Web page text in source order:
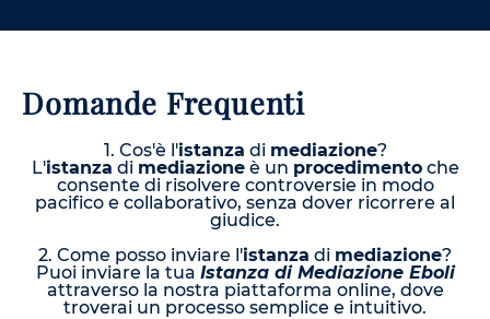
Domande Frequenti
1. Cos'è l'istanza di mediazione?
L'istanza di mediazioneè un procedimentoche
consente di risolvere controversie in modo
pacifico e collaborativo, senza dover ricorrere al
giudice.
2. Come posso inviare l'istanza di mediazione?
Puoi inviare la tua Istanza di Mediazione Eboli
attraverso la nostra piattaforma online, dove
troverai un processo semplice e intuitivo.